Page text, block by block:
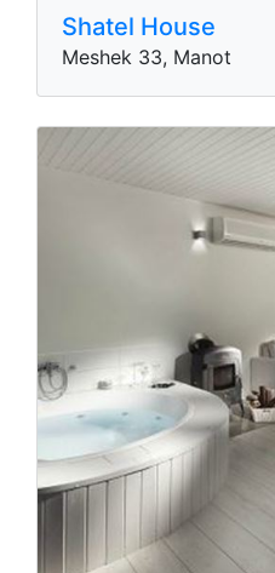
Shatel House
Meshek 33, Manot